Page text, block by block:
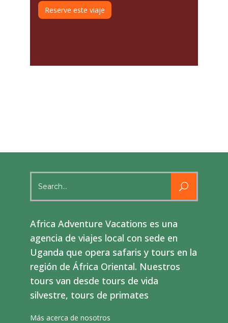
Reserve este viaje
for:
Africa Adventure Vacations es una
agencia de viajes local con sede en
Uganda que opera safaris y tours en la
región de África Oriental. Nuestros
tours van desde tours de vida
silvestre, tours de primates
Más acerca de nosotros